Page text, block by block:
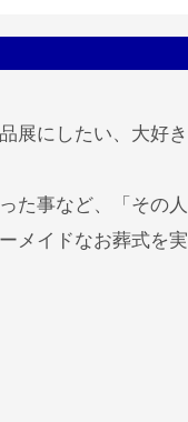
展にしたい、大好き
た事など、「その人
メイドなお葬式を実